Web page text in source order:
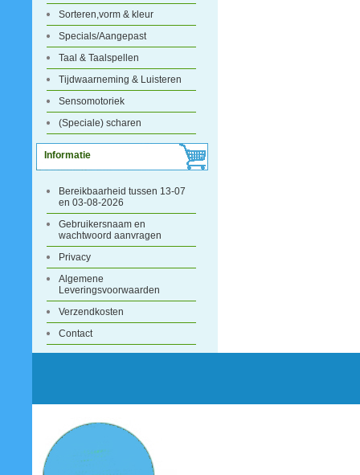
Sorteren,vorm & kleur
Specials/Aangepast
Taal & Taalspellen
Tijdwaarneming & Luisteren
Sensomotoriek
(Speciale) scharen
Informatie
Bereikbaarheid tussen 13-07
en 03-08-2026
Gebruikersnaam en
wachtwoord aanvragen
Privacy
Algemene
Leveringsvoorwaarden
Verzendkosten
Contact